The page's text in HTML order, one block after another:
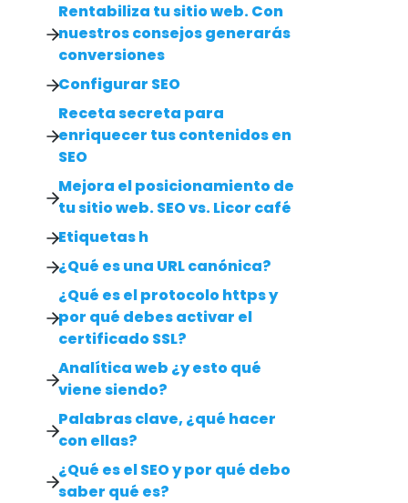
Rentabiliza tu sitio web. Con
nuestros consejos generarás
conversiones
Configurar SEO
Receta secreta para
enriquecer tus contenidos en
SEO
Mejora el posicionamiento de
tu sitio web. SEO vs. Licor café
Etiquetas h
¿Qué es una URL canónica?
¿Qué es el protocolo https y
por qué debes activar el
certificado SSL?
Analítica web ¿y esto qué
viene siendo?
Palabras clave, ¿qué hacer
con ellas?
¿Qué es el SEO y por qué debo
saber qué es?